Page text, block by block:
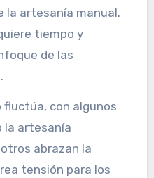
la artesanía manual.
tiempo y
de las
fluctúa, con algunos
la artesanía
abrazan la
tensión para los